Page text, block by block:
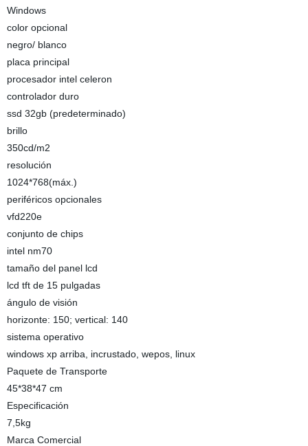
Windows
color opcional
negro/ blanco
placa principal
procesador intel celeron
controlador duro
ssd 32gb (predeterminado)
brillo
350cd/m2
resolución
1024*768(máx.)
periféricos opcionales
vfd220e
conjunto de chips
intel nm70
tamaño del panel lcd
lcd tft de 15 pulgadas
ángulo de visión
horizonte: 150; vertical: 140
sistema operativo
windows xp arriba, incrustado, wepos, linux
Paquete de Transporte
45*38*47 cm
Especificación
7,5kg
Marca Comercial